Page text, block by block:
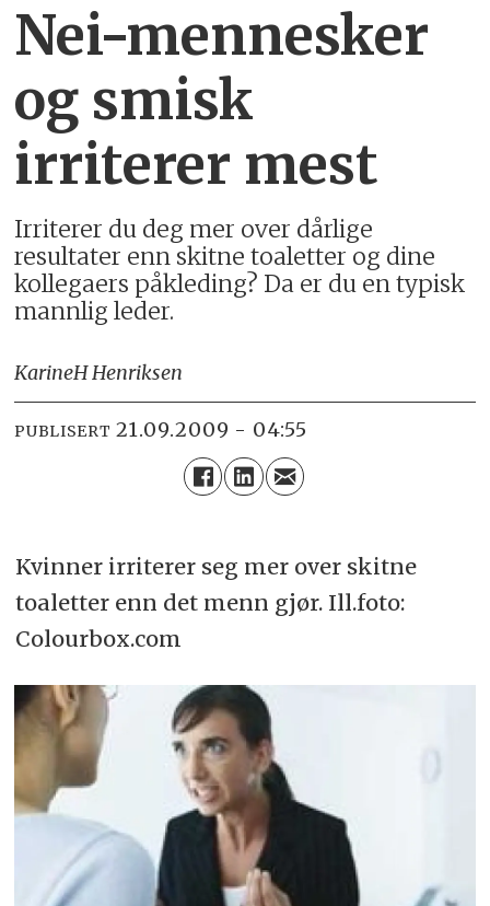
Nei-mennesker
og smisk
irriterer mest
Irriterer du deg mer over dårlige
resultater enn skitne toaletter og dine
kollegaers påkleding? Da er du en typisk
mannlig leder.
KarineH Henriksen
PUBLISERT 21.09.2009 - 04:55
Kvinner irriterer seg mer over skitne
toaletter enn det menn gjør. Ill.foto:
Colourbox.com